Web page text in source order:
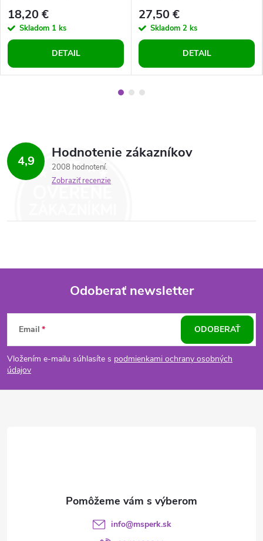
18,20 €
Skladom 1 ks
DETAIL
27,50 €
Skladom 2 ks
DETAIL
4,9 Hodnotenie zákazníkov
2008 hodnotení
Zobraziť recenzie
Z
á
p
Odoberať newsletter
Email
Vložením e-mailu súhlasíte s podmienkami ochrany osobných
údajov
ODOBERAŤ
info@msperk.sk